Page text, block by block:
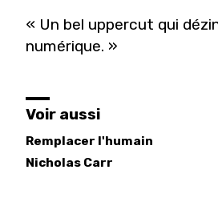
« Un bel uppercut qui
numérique. »
Voir aussi
Remplacer l'humain
Nicholas Carr